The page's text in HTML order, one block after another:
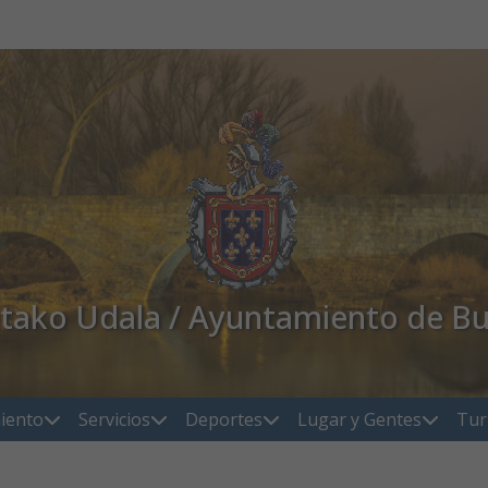
Udala / Ayuntamiento de
Servicios Deportes Lugar y Gentes